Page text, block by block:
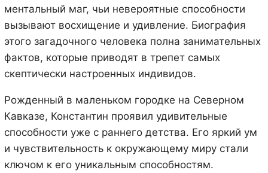
ментальный маг, чьи невероятные способности
вызывают восхищение и удивление. Биография
этого загадочного человека полна занимательных
фактов, которые приводят в трепет самых
скептически настроенных индивидов.
Рожденный в маленьком городке на Северном
Кавказе, Константин проявил удивительные
способности уже с раннего детства. Его яркий ум
и чувствительность к окружающему миру стали
ключом к его уникальным способностям.